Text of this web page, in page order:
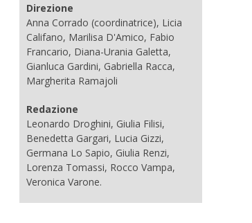
Direzione
Anna Corrado (coordinatrice), Licia
Califano, Marilisa D'Amico, Fabio
Francario, Diana-Urania Galetta,
Gianluca Gardini, Gabriella Racca,
Margherita Ramajoli
Redazione
Leonardo Droghini, Giulia Filisi,
Benedetta Gargari, Lucia Gizzi,
Germana Lo Sapio, Giulia Renzi,
Lorenza Tomassi, Rocco Vampa,
Veronica Varone.